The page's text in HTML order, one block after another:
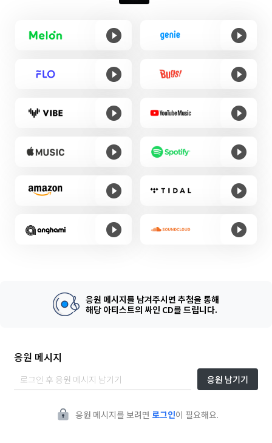
응원 메시지를 남겨주시면 추첨을 통해
해당 아티스트의 싸인 CD를 드립니다.
응원 메시지
응원 남기기
응원 메시지를 보려면 로그인이 필요해요.